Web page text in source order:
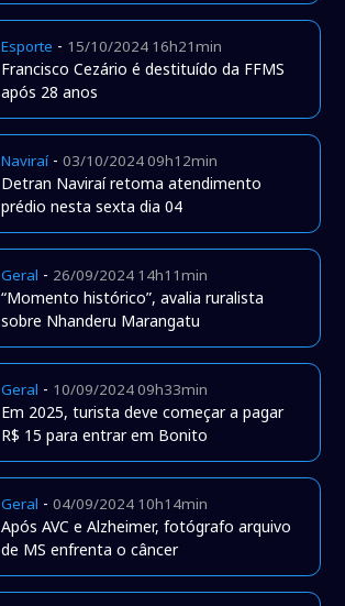
Esporte - 15/10/2024 16h21min
Francisco Cezário é destituído da FFMS
após 28 anos
Naviraí-03/10/2024 09h12min
Detran Naviraí retoma atendimento
prédio nesta sexta dia 04
Geral - 26/09/2024 14h11min
“Momento histórico”, avalia ruralista
sobre Nhanderu Marangatu
Geral - 10/09/2024 09h33min
Em 2025, turista deve começar a pagar
R$ 15 para entrar em Bonito
Geral -04/09/2024 10h14min
Após AVC e Alzheimer, fotógrafo arquivo
de MS enfrenta o câncer